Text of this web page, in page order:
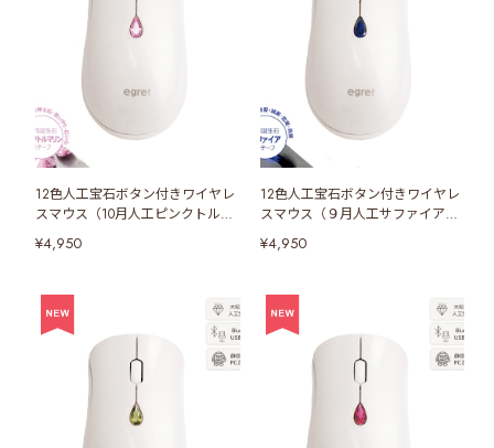
12色人工宝石ボタン付きワイヤレ
スマウス（10月人工ピンクトルマ
リンボタン）
¥4,950
12色人工宝石ボタン付きワイヤレ
スマウス（９月人工サファイアボ
タン）
¥4,950